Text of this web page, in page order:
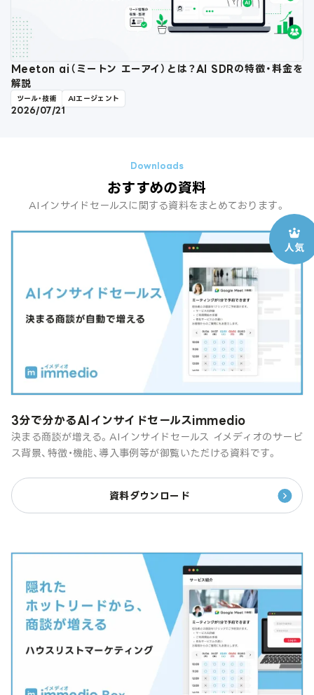
Meeton ai（ミートン エーアイ）とは？AI SDRの特徴・料金を
解説
ツール・技術 AIエージェント
2026/07/21
おすすめの資料
AIインサイドセールスに関する資料をまとめております。
3分で分かるAIインサイドセールスimmedio
決まる商談が増える。AIインサイドセールス イメディオのサービ
ス背景、特徴・機能、導入事例等が御覧いただける資料です。
資料ダウンロード